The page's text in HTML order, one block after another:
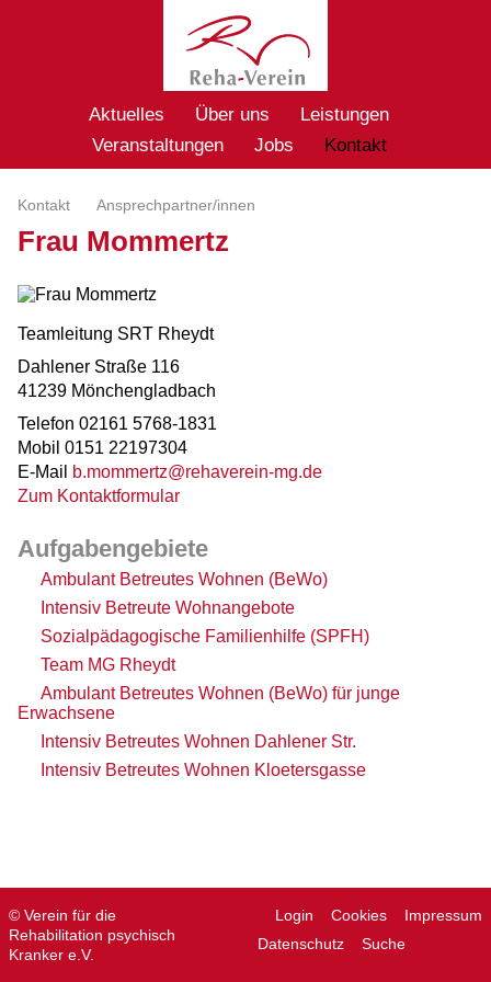
Aktuelles Über uns
Leistungen
Veranstaltungen
Jobs Kontakt
Kontakt Ansprechpartner/innen
Frau Mommertz
Teamleitung SRT Rheydt
Dahlener Straße 116
41239 Mönchengladbach
Telefon 02161 5768-1831
Mobil 0151 22197304
E-Mail
b.mommertz@rehaverein-mg.de
Zum Kontaktformular
Aufgabengebiete
Ambulant Betreutes Wohnen (BeWo)
Intensiv Betreute Wohnangebote
Sozialpädagogische Familienhilfe (SPFH)
Team MG Rheydt
Ambulant Betreutes Wohnen (BeWo) für junge
Erwachsene
Intensiv Betreutes Wohnen Dahlener Str.
Intensiv Betreutes Wohnen Kloetersgasse
© Verein für die
Rehabilitation psychisch
Kranker e.V.
Login Cookies
Impressum
Datenschutz
Suche